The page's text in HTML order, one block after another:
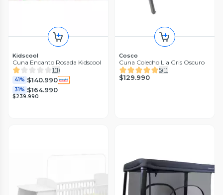
Kidscool
Cuna Encanto Rosada Kidscool
1(1)
41% $140.990
31% $164.990
$239.990
Cosco
Cuna Colecho Lia Gris Oscuro
5(1)
$129.990